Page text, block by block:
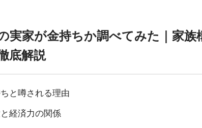
実家が金持ちか調べてみた｜家族
底解説
と噂される理由
経済力の関係